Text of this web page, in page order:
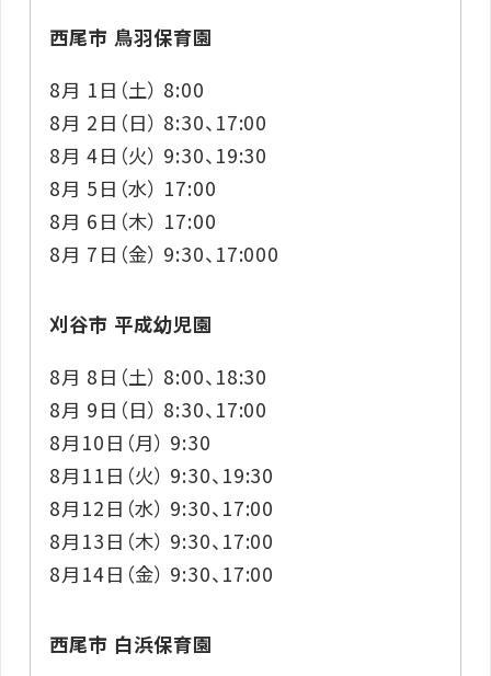
西尾市 鳥羽保育園
8月 1日（土） 8:00
8月 2日（日） 8:30、17:00
8月 4日（火） 9:30、19:30
8月 5日（水） 17:00
8月 6日（木） 17:00
8月 7日（金） 9:30、17:000
刈谷市 平成幼児園
8月 8日（土） 8:00、18:30
8月 9日（日） 8:30、17:00
8月10日（月） 9:30
8月11日（火） 9:30、19:30
8月12日（水） 9:30、17:00
8月13日（木） 9:30、17:00
8月14日（金） 9:30、17:00
西尾市 白浜保育園